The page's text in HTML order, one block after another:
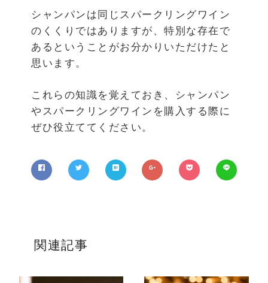
シャンパンは同じスパークリングワイン
のくくりではありますが、特別な存在で
あるということがお分かりいただけたと
思います。
これらの知識を覚えておき、シャンパン
やスパークリングワインを購入する際に
ぜひ役立ててください。
関連記事